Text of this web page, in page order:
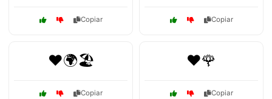
Copiar Copiar
❤️🌍🏖️
Copiar
❤️🌹
Copiar